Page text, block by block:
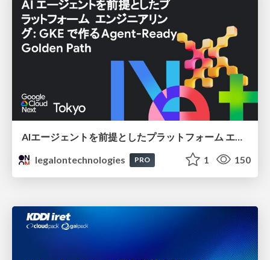
legalontechnologies
PRO 1 150